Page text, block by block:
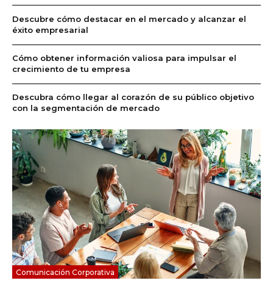
Descubre cómo destacar en el mercado y alcanzar el
éxito empresarial
Cómo obtener información valiosa para impulsar el
crecimiento de tu empresa
Descubra cómo llegar al corazón de su público objetivo
con la segmentación de mercado
Comunicación Corporativa